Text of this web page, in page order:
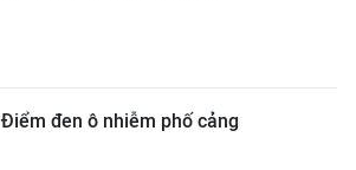
Điểm đen ô nhiễm phố cảng